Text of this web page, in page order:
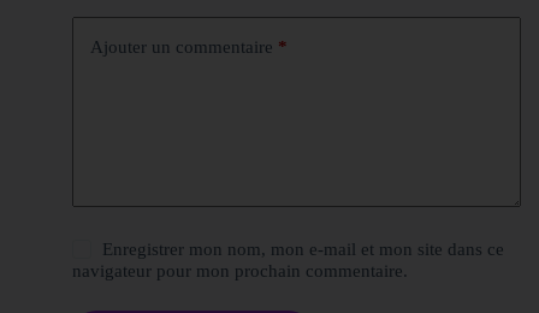
Ajouter un commentaire *
Enregistrer mon nom, mon e-mail et mon site dans ce
navigateur pour mon prochain commentaire.